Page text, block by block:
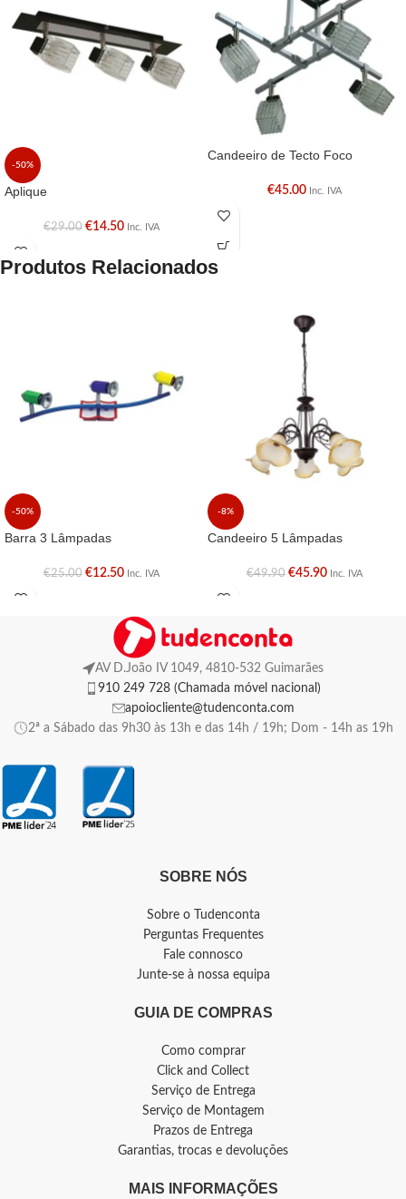
-50%
Aplique
€29.00 €14.50 Inc. IVA
Candeeiro de Tecto Foco
€45.00 Inc. IVA
Produtos Relacionados
-50%
Barra 3 Lâmpadas
€25.00 €12.50 Inc. IVA
-8%
Candeeiro 5 Lâmpadas
€49.90 €45.90 Inc. IVA
AV D.João IV 1049, 4810-532 Guimarães
910 249 728 (Chamada móvel nacional)
apoiocliente@tudenconta.com
2ª a Sábado das 9h30 às 13h e das 14h / 19h; Dom - 14h as 19h
SOBRE NÓS
Sobre o Tudenconta
Perguntas Frequentes
Fale connosco
Junte-se à nossa equipa
GUIA DE COMPRAS
Como comprar
Click and Collect
Serviço de Entrega
Serviço de Montagem
Prazos de Entrega
Garantias, trocas e devoluções
MAIS INFORMAÇÕES